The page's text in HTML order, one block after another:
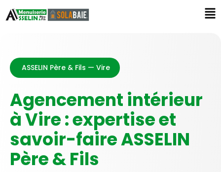
ASSELIN Père & Fils — Vire
Agencement intérieur
à Vire : expertise et
savoir-faire ASSELIN
Père & Fils